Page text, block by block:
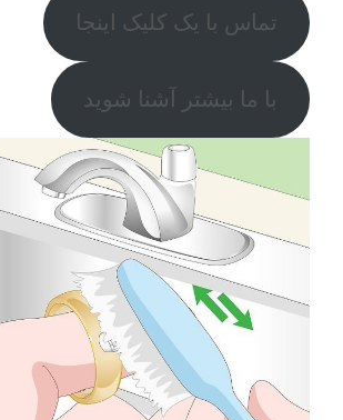
تماس با یک کلیک اینجا
با ما بیشتر آشنا شوید